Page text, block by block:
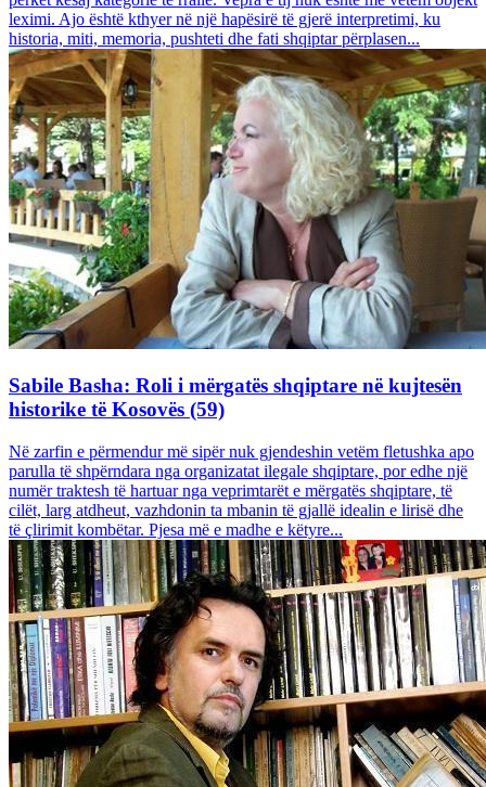
leximi. Ajo është kthyer në një hapësirë të gjerë interpretimi, ku
historia, miti, memoria, pushteti dhe fati shqiptar përplasen...
Sabile Basha: Roli i mërgatës shqiptare në kujtesën
historike të Kosovës (59)
Në zarfin e përmendur më sipër nuk gjendeshin vetëm fletushka apo
parulla të shpërndara nga organizatat ilegale shqiptare, por edhe një
numër traktesh të hartuar nga veprimtarët e mërgatës shqiptare, të
cilët, larg atdheut, vazhdonin ta mbanin të gjallë idealin e lirisë dhe
të çlirimit kombëtar. Pjesa më e madhe e këtyre...